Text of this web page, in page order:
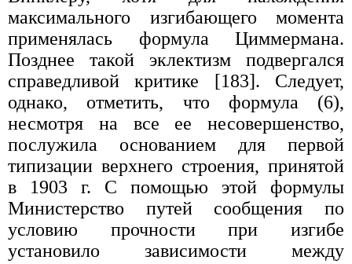
максимального изгибающего момента
применялась формула Циммермана.
Позднее такой эклектизм подвергался
справедливой критике [183]. Следует,
однако, отметить, что формула (6),
несмотря на все ее несовершенство,
послужила основанием для первой
типизации верхнего строения, принятой
в 1903 г. С помощью этой формулы
Министерство путей сообщения по
условию прочности при изгибе
установило зависимости между